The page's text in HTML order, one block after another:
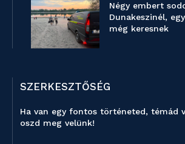
Négy embert
Dunakeszinél,
még keresnek
SZERKESZTŐSÉG
Ha van egy fontos történeted, témád
oszd meg velünk!